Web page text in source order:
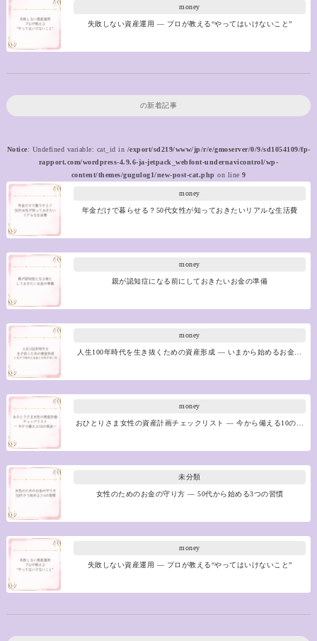
money
失敗しない資産運用 ― プロが教える“やってはいけないこと”
の新着記事
Notice: Undefined variable: cat_id in /export/sd219/www/jp/r/e/gmoserver/0/9/sd1054109/fp-
rapport.com/wordpress-4.9.6-ja-jetpack_webfont-undernavicontrol/wp-
content/themes/gugulog1/new-post-cat.php on line 9
money
年金だけで暮らせる？50代女性が知っておきたいリアルな生活費
money
親が認知症になる前にしておきたいお金の準備
money
人生100年時代を生き抜くための資産形成 ― いまから始めるお金…
money
おひとりさま女性の資産計画チェックリスト ― 今から備える10の…
未分類
女性のためのお金の守り方 ― 50代から始める3つの習慣
money
失敗しない資産運用 ― プロが教える“やってはいけないこと”